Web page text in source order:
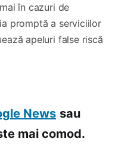
în cazuri de
promptă a serviciilor
apeluri false riscă
News sau
mai comod.